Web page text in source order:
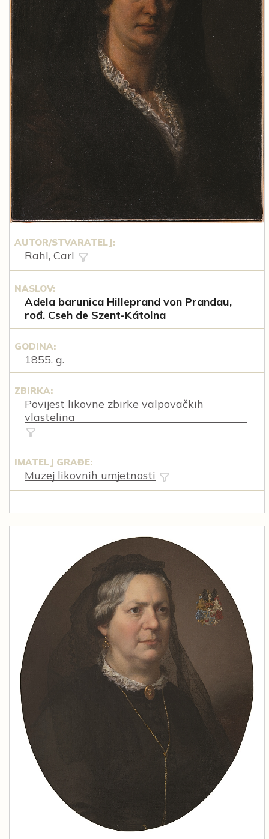
AUTOR/STVARATELJ:
Rahl, Carl
NASLOV:
Adela barunica Hilleprand von Prandau,
rođ. Cseh de Szent-Kátolna
GODINA:
1855. g.
ZBIRKA:
Povijest likovne zbirke valpovačkih
vlastelina
IMATELJ GRAĐE:
Muzej likovnih umjetnosti